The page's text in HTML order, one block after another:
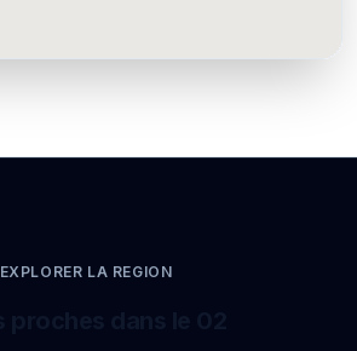
EXPLORER LA REGION